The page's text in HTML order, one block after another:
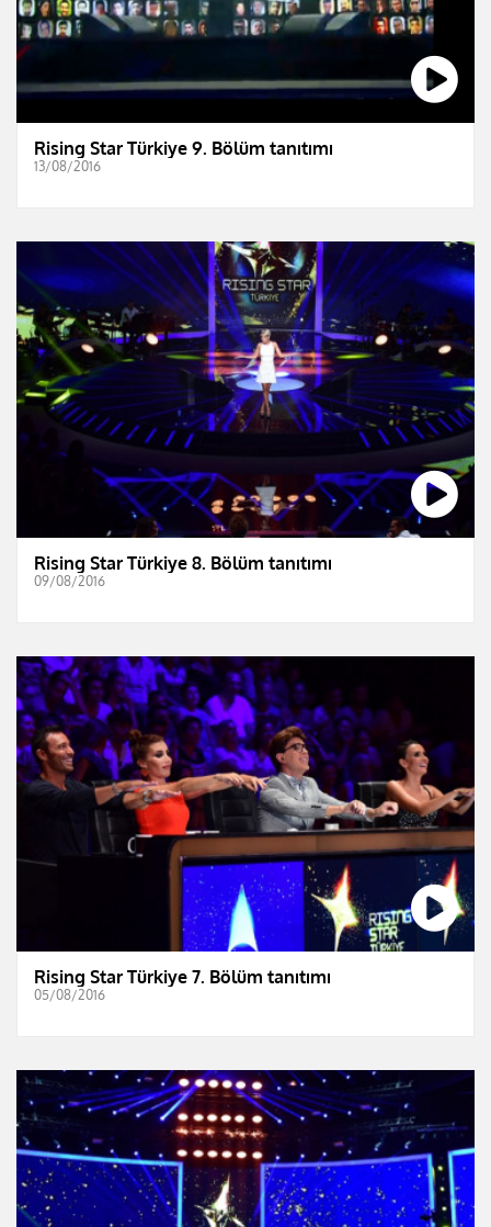
Rising Star Türkiye 9. Bölüm tanıtımı
13/08/2016
Rising Star Türkiye 8. Bölüm tanıtımı
09/08/2016
Rising Star Türkiye 7. Bölüm tanıtımı
05/08/2016